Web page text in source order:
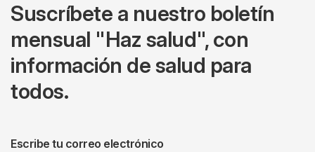
Suscríbete a nuestro boletín
mensual "Haz salud", con
información de salud para
todos.
Escribe tu correo electrónico